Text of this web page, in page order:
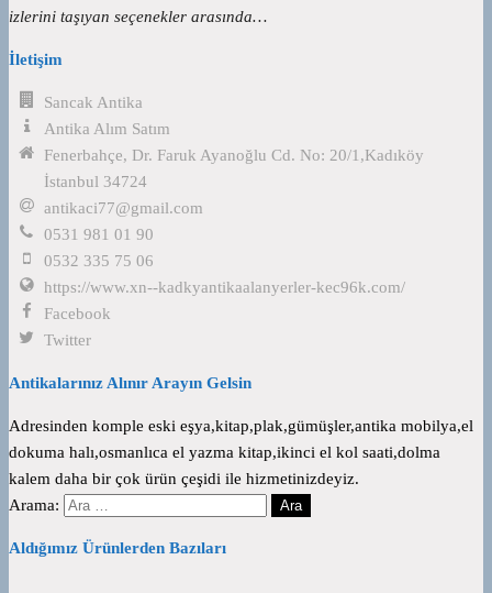
izlerini taşıyan seçenekler arasında…
İletişim
Sancak Antika
Antika Alım Satım
Fenerbahçe, Dr. Faruk Ayanoğlu Cd. No: 20/1,Kadıköy
İstanbul 34724
antikaci77@gmail.com
0531 981 01 90
0532 335 75 06
https://www.xn--kadkyantikaalanyerler-kec96k.com/
Facebook
Twitter
Antikalarınız Alınır Arayın Gelsin
Adresinden komple eski eşya,kitap,plak,gümüşler,antika mobilya,el
dokuma halı,osmanlıca el yazma kitap,ikinci el kol saati,dolma
kalem daha bir çok ürün çeşidi ile hizmetinizdeyiz.
Arama:
Aldığımız Ürünlerden Bazıları